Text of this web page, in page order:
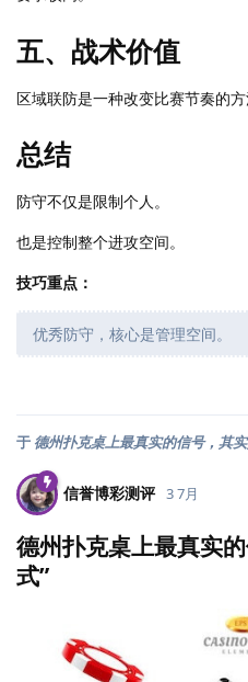
五、战术价值
区域联防是一种改变比赛节奏的方
总结
防守不仅是限制个人。
也是控制整个进攻空间。
技巧重点：
优秀防守，核心是管理空间。
于 德州扑克桌上最真实的信号，其
信誉博彩测评 3 7月
德州扑克桌上最真实
式”